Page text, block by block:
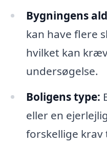
Bygningens
kan have flere
hvilket kan
undersøgelse.
Boligens type:
eller en
forskellige krav